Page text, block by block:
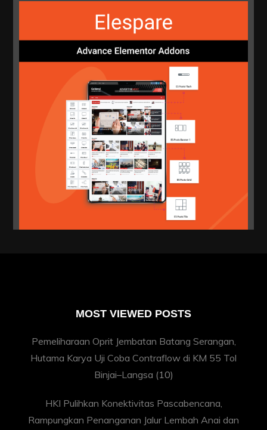
MOST VIEWED POSTS
Pemeliharaan Oprit Jembatan Batang Serangan,
Hutama Karya Uji Coba Contraflow di KM 55 Tol
Binjai–Langsa (10)
HKI Pulihkan Konektivitas Pascabencana,
Rampungkan Penanganan Jalur Lembah Anai dan